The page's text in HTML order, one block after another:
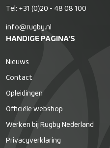
Tel: +31 (0)20 - 48 08 100
info@rugby.nl
HANDIGE PAGINA'S
Nieuws
Contact
Opleidingen
Officiële webshop
Werken bij Rugby Nederland
Privacyverklaring